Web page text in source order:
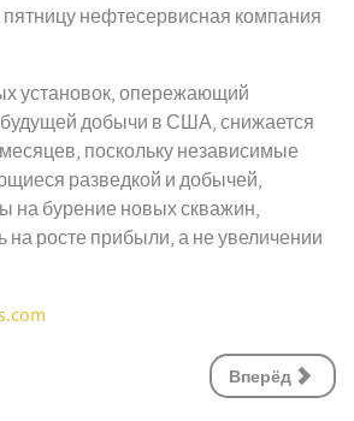
нефтесервисная компания
установок, опережающий
добычи в США, снижается
поскольку независимые
разведкой и добычей,
на бурение новых скважин,
росте прибыли, а не увеличении
Вперёд